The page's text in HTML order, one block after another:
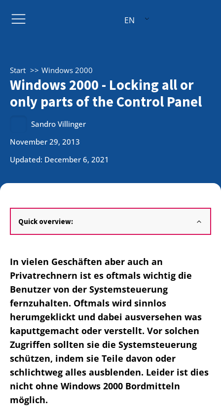
EN
Start Windows 2000
Windows 2000 - Locking all or
only parts of the Control Panel
Sandro Villinger
November 29, 2013
Updated: December 6, 2021
Quick overview:
In vielen Geschäften aber auch an
Privatrechnern ist es oftmals wichtig die
Benutzer von der Systemsteuerung
fernzuhalten. Oftmals wird sinnlos
herumgeklickt und dabei ausversehen was
kaputtgemacht oder verstellt. Vor solchen
Zugriffen sollten sie die Systemsteuerung
schützen, indem sie Teile davon oder
schlichtweg alles ausblenden. Leider ist dies
nicht ohne Windows 2000 Bordmitteln
möglich.